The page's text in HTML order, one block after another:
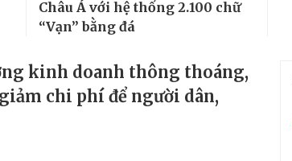
Châu Á với hệ thống 2.100 chữ
“Vạn” bằng đá
kinh doanh thông thoáng,
chi phí để người dân,